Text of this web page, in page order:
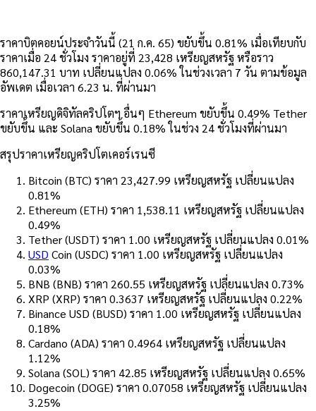
ราคาบิตคอยน์ประจำวันนี้ (21 ก.ค. 65) ขยับขึ้น 0.81% เมื่อเทียบกับ
ราคาเมื่อ 24 ชั่วโมง ราคาอยู่ที่ 23,428 เหรียญสหรัฐ หรือราว
860,147.31 บาท เปลี่ยนแปลง 0.06% ในช่วงเวลา 7 วัน ตามข้อมูล
อัพเดต เมื่อเวลา 6.23 น. ที่ผ่านมา
ราคาเหรียญดิจิทัลคริปโตฯ อื่นๆ Ethereum ขยับขึ้น 0.49% Tether
ขยับขึ้น และ Solana ขยับขึ้น 0.18% ในช่วง 24 ชั่วโมงที่ผ่านมา
สรุปราคาเหรียญคริปโตเคอร์เรนซี
Bitcoin (BTC) ราคา 23,427.99 เหรียญสหรัฐ เปลี่ยนแปลง
0.81%
Ethereum (ETH) ราคา 1,538.11 เหรียญสหรัฐ เปลี่ยนแปลง
0.49%
Tether (USDT) ราคา 1.00 เหรียญสหรัฐ เปลี่ยนแปลง 0.01%
USD Coin (USDC) ราคา 1.00 เหรียญสหรัฐ เปลี่ยนแปลง
0.03%
BNB (BNB) ราคา 260.55 เหรียญสหรัฐ เปลี่ยนแปลง 0.73%
XRP (XRP) ราคา 0.3637 เหรียญสหรัฐ เปลี่ยนแปลง 0.22%
Binance USD (BUSD) ราคา 1.00 เหรียญสหรัฐ เปลี่ยนแปลง
0.18%
Cardano (ADA) ราคา 0.4964 เหรียญสหรัฐ เปลี่ยนแปลง
1.12%
Solana (SOL) ราคา 42.85 เหรียญสหรัฐ เปลี่ยนแปลง 0.65%
Dogecoin (DOGE) ราคา 0.07058 เหรียญสหรัฐ เปลี่ยนแปลง
3.25%